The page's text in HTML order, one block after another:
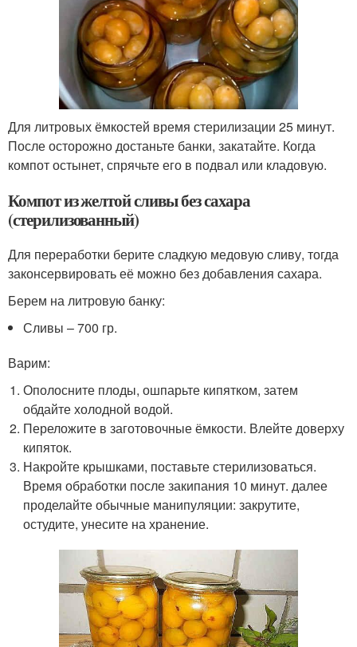
Для литровых ёмкостей время стерилизации 25 минут.
После осторожно достаньте банки, закатайте. Когда
компот остынет, спрячьте его в подвал или кладовую.
Компот из желтой сливы без сахара
(стерилизованный)
Для переработки берите сладкую медовую сливу, тогда
законсервировать её можно без добавления сахара.
Берем на литровую банку:
Сливы – 700 гр.
Варим:
Ополосните плоды, ошпарьте кипятком, затем
обдайте холодной водой.
Переложите в заготовочные ёмкости. Влейте доверху
кипяток.
Накройте крышками, поставьте стерилизоваться.
Время обработки после закипания 10 минут. далее
проделайте обычные манипуляции: закрутите,
остудите, унесите на хранение.